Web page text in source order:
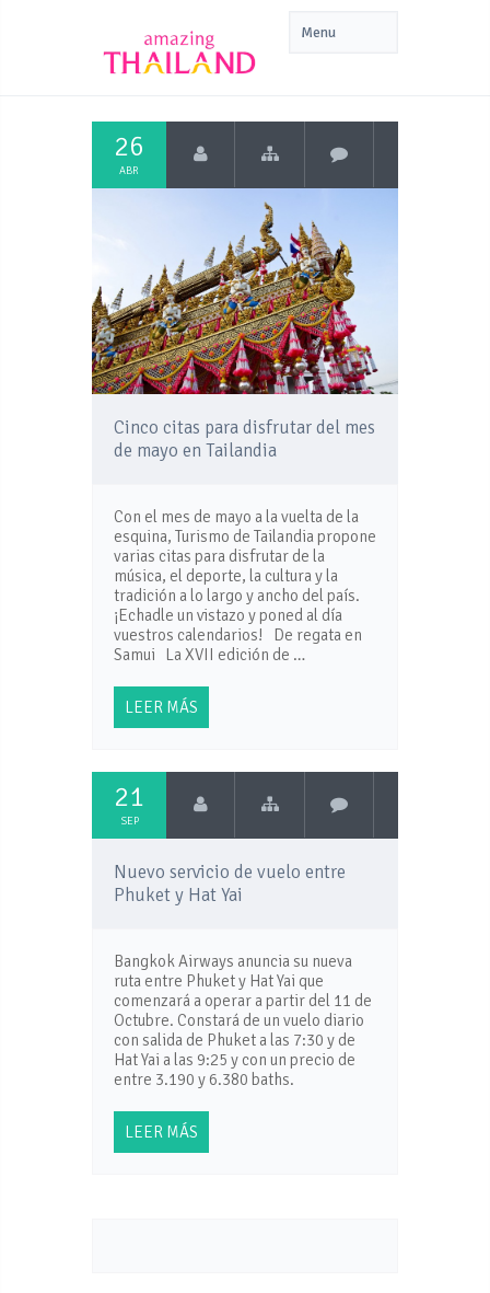
26
ABR
Cinco citas para disfrutar del mes
de mayo en Tailandia
Con el mes de mayo a la vuelta de la
esquina, Turismo de Tailandia propone
varias citas para disfrutar de la
música, el deporte, la cultura y la
tradición a lo largo y ancho del país.
¡Echadle un vistazo y poned al día
vuestros calendarios! De regata en
Samui La XVII edición de …
LEER MÁS
21
SEP
Nuevo servicio de vuelo entre
Phuket y Hat Yai
Bangkok Airways anuncia su nueva
ruta entre Phuket y Hat Yai que
comenzará a operar a partir del 11 de
Octubre. Constará de un vuelo diario
con salida de Phuket a las 7:30 y de
Hat Yai a las 9:25 y con un precio de
entre 3.190 y 6.380 baths.
LEER MÁS